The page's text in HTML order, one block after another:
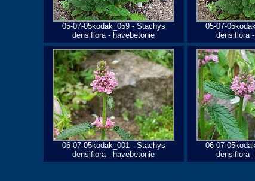
05-07-05kodak_059 - Stachys
densiflora - havebetonie
05-07-
densiflora
06-07-05kodak_001 - Stachys
densiflora - havebetonie
06-07-
densiflora